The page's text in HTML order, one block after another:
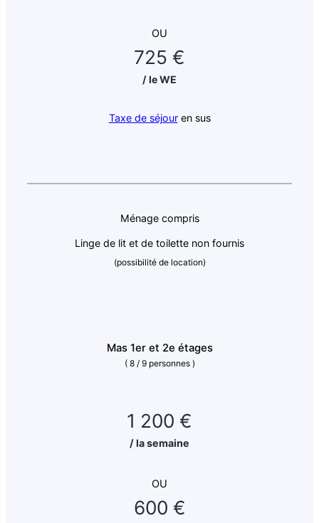
OU
725 €
/ le WE
Taxe de séjouren sus
Ménage compris
Linge de lit et de toilette non fournis
(possibilité de location)
Mas 1er et 2e étages
( 8 / 9 personnes )
1 200 €
/ la semaine
OU
600 €